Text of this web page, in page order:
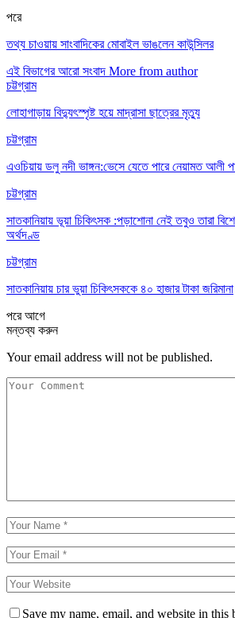
পরে
তথ্য চাওয়ায় সাংবাদিকের মোবাইল ভাঙলেন কাউন্সিলর
এই বিভাগের আরো সংবাদ More from author
চট্টগ্রাম
লোহাগাড়ায় বিদ্যুৎস্পৃষ্ট হয়ে মাদ্রাসা ছাত্রের মৃত্যু
চট্টগ্রাম
এওচিয়ায় ডলু নদী ভাঙ্গন:ভেসে যেতে পারে নেয়ামত আলী
চট্টগ্রাম
সাতকানিয়ায় ভূয়া চিকিৎসক :পড়াশোনা নেই তবুও তারা
অর্থদণ্ড
চট্টগ্রাম
সাতকানিয়ায় চার ভুয়া চিকিৎসককে ৪০ হাজার টাকা জরিমানা
পরেআগে
মন্তব্য করুন
Your email address will not be published.
Save my name, email, and website in this